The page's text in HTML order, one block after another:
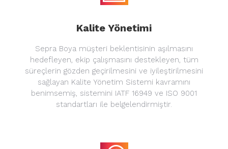
Kalite Yönetimi
Sepra Boya müşteri beklentisinin aşılmasını
hedefleyen, ekip çalışmasını destekleyen, tüm
süreçlerin gözden geçirilmesini ve iyileştirilmesini
sağlayan Kalite Yönetim Sistemi kavramını
benimsemiş, sistemini IATF 16949 ve ISO 9001
standartları ile belgelendirmiştir.